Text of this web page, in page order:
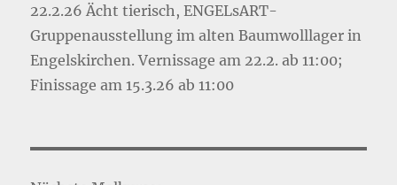
22.2.26 Ächt tierisch, ENGELsART-
Gruppenausstellung im alten Baumwolllager in
Engelskirchen. Vernissage am 22.2. ab 11:00;
Finissage am 15.3.26 ab 11:00